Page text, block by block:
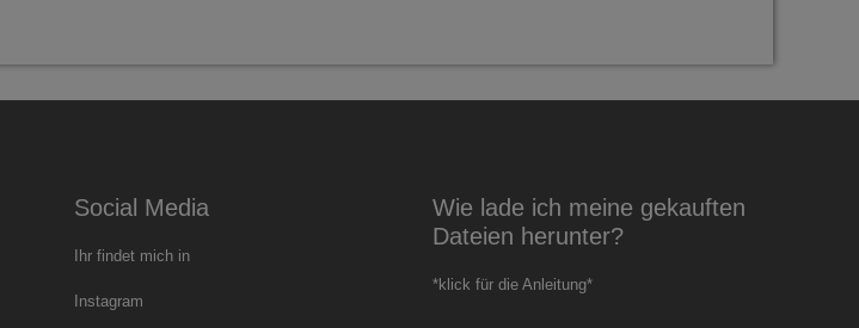
Social Media
Ihr findet mich in
Instagram
Wie lade ich meine gekauften
Dateien herunter?
*klick für die Anleitung*